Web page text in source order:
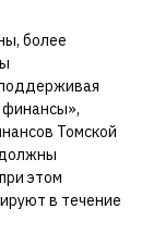
более
финансы»,
Томской
этом
в течение